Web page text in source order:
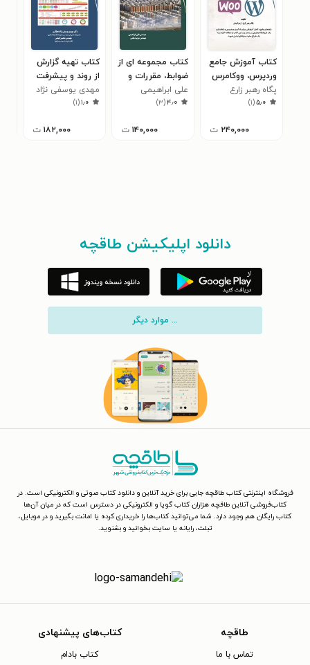
کتاب آموزش جامع
وردپرس، ووکامرس
پگاه رهبر زارع
۵٫۰(۱)
۲۴۰,۰۰۰ ت
کتاب مجموعه ای از
ضوابط، مقررات و
آیین نامه های ملی
ساختمان
علی ابراهیمی
۴٫۰(۳)
۱۴۰,۰۰۰ ت
کتاب تهیه گزارش
از روند و پیشرفت
پروژه
مهدی یوسفی نژاد
عطاری
۱٫۰(۱)
۱۸۲,۰۰۰ ت
دانلود اپلیکیشن طاقچه
... موارد دیگر
فروشگاه اینترنتی کتاب طاقچه جایی برای خرید آنلاین و دانلود کتاب صوتی و الکترونیکی است. در
کتاب‌فروشی آنلاین طاقچه هزاران کتاب گویا و الکترونیکی در دسترس است که در میان آن‌ها
کتاب رایگان هم وجود دارد. شما می‌توانید کتاب‌ها را خریداری کرده یا امانت بگیرید و در موبایل،
تبلت، رایانه یا سایت بخوانید و بشنوید.
طاقچه
تماس با ما
کتاب‌های پیشنهادی
کتاب بادام